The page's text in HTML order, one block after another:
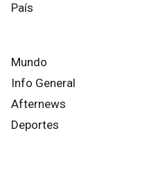
País
Mundo
Info General
Afternews
Deportes